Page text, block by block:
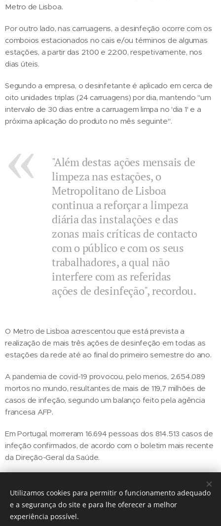
Metro de Lisboa.
Por outro lado, nas carruagens, a desinfeção ocorre com os
comboios estacionados no cais e/ou términos de algumas
estações, a partir das 21:00 e 22:00, respetivamente, nos
dias úteis.
Segundo a empresa, o desinfetante é aplicado em cerca de
oito unidades triplas (24 carruagens) por dia, mantendo "um
intervalo de 30 dias entre a carruagem limpa no 'dia 1' e a
próxima aplicação do produto no mês seguinte".
"Além destas ações mensais de
limpeza nas estações, o
Metropolitano de Lisboa
continua a reforçar a limpeza
diária das instalações e das
zonas mais críticas de contacto
com o público e com os seus
trabalhadores, a qual não
interfere com as referidas
ações de desinfeção", recordou.
O Metro de Lisboa acrescentou que está prevista a
realização de mais três ações de desinfeção em todas as
estações da rede até ao final do primeiro semestre do ano.
A pandemia de covid-19 provocou, pelo menos, 2.654.089
mortos no mundo, resultantes de mais de 119,7 milhões de
casos de infeção, segundo um balanço feito pela agência
francesa AFP.
Em Portugal, morreram 16.694 pessoas dos 814.513 casos de
infeção confirmados, de acordo com o boletim mais recente
da Direção-Geral da Saúde.
Share
Utilizamos cookies para permitir o funcionamento adequado
e a segurança do site e para lhe oferecer a melhor
experiência possível.